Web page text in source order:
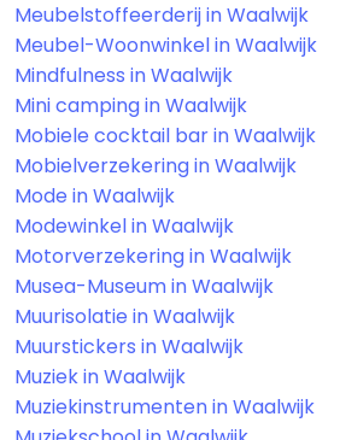
Meubelstoffeerderij in Waalwijk
Meubel-Woonwinkel in Waalwijk
Mindfulness in Waalwijk
Mini camping in Waalwijk
Mobiele cocktail bar in Waalwijk
Mobielverzekering in Waalwijk
Mode in Waalwijk
Modewinkel in Waalwijk
Motorverzekering in Waalwijk
Musea-Museum in Waalwijk
Muurisolatie in Waalwijk
Muurstickers in Waalwijk
Muziek in Waalwijk
Muziekinstrumenten in Waalwijk